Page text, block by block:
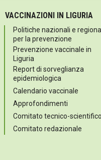
VACCINAZIONI IN LIGURIA
Politiche nazionali e
per la prevenzione
Prevenzione vaccinale in
Liguria
Report di sorveglianza
epidemiologica
Calendario vaccinale
Approfondimenti
Comitato tecnico-scientifico
Comitato redazionale